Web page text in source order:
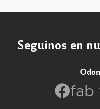
Seguinos en
fab